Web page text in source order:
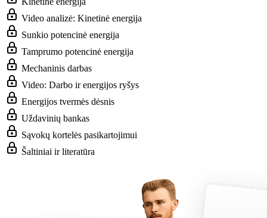
Video analizė: Kinetinė energija
Sunkio potencinė energija
Tamprumo potencinė energija
Mechaninis darbas
Video: Darbo ir energijos ryšys
Energijos tvermės dėsnis
Uždavinių bankas
Sąvokų kortelės pasikartojimui
Šaltiniai ir literatūra